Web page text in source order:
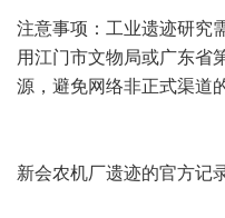
注意事项：工业遗迹研究
用江门市文物局或广东省
源，避免网络非正式渠道
新会农机厂遗迹的官方记